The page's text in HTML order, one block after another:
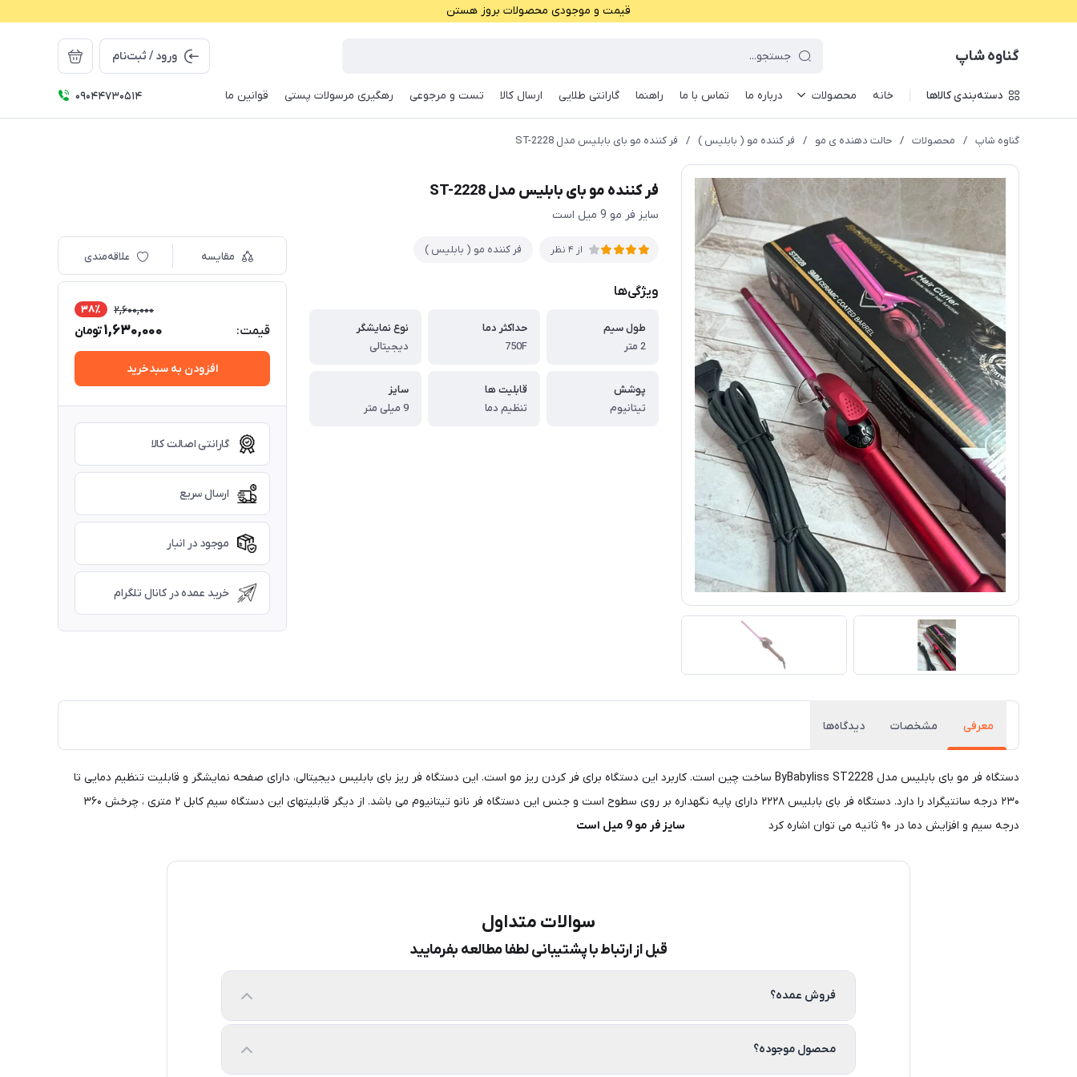
قیمت و موجودی محصولات بروز هستن
گناوه شاپ ورود / ثبت‌نام
دسته‌بندی کالاها خانه محصولات درباره ما تماس با ما راهنما گارانتی طلایی ارسال کالا تست و مرجوعی رهگیری مرسولات پستی قوانین ما 09044730514
گناوه شاپ / محصولات / حالت دهنده ی مو / فر کننده مو ( بابلیس ) / فر کننده مو بای بابلیس مدل ST-2228
فر کننده مو بای بابلیس مدل ST-2228
سایز فر مو 9 میل است
از 4 نظر فر کننده مو ( بابلیس )
ویژگی‌ها
طول سیم
2 متر
حداکثر دما
750F
نوع نمایشگر
دیجیتالی
پوشش
تیتانیوم
قابلیت ها
تنظیم دما
سایز
9 میلی متر
مقایسه علاقه‌مندی
قیمت:
2,600,000 38٪
1,630,000تومان
افزودن به سبدخرید
گارانتی اصالت کالا
ارسال سریع
موجود در انبار
خرید عمده در کانال تلگرام
معرفی مشخصات دیدگاه‌ها
دستگاه فر مو بای بابلیس مدل ByBabyliss ST2228 ساخت چین است. کاربرد این دستگاه برای فر کردن ریز مو است. این دستگاه فر ریز بای بابلیس دیجیتالی، دارای صفحه نمایشگر و قابلیت تنظیم دمایی تا
۲۳۰ درجه سانتیگراد را دارد. دستگاه فر بای بابلیس ۲۲۲۸ دارای پایه نگهداره بر روی سطوح است و جنس این دستگاه فر نانو تیتانیوم می باشد. از دیگر قابلیتهای این دستگاه سیم کابل ۲ متری ، چرخش ۳۶۰
درجه سیم و افزایش دما در ۹۰ ثانیه می توان اشاره کرد
سایز فر مو 9 میل است
سوالات متداول
قبل از ارتباط با پشتیبانی لطفا مطالعه بفرمایید
فروش عمده؟
محصول موجوده؟